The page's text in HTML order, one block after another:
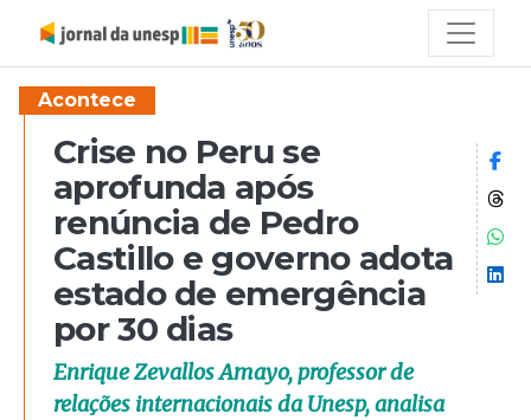
Acontece
Crise no Peru se
aprofunda após
renúncia de Pedro
Castillo e governo adota
estado de emergência
por 30 dias
Enrique Zevallos Amayo, professor de
relações internacionais da Unesp, analisa